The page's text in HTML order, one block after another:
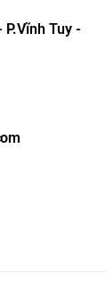
Tuy -